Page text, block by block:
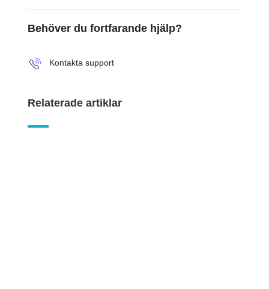
Behöver du fortfarande hjälp?
Kontakta support
Relaterade artiklar